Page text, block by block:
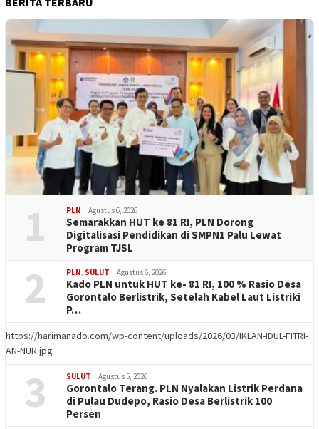
1 PLN Agustus 6, 2026
Semarakkan HUT ke 81 RI, PLN Dorong
Digitalisasi Pendidikan di SMPN1 Palu Lewat
Program TJSL
2 PLN SULUT Agustus 6, 2026
Kado PLN untuk HUT ke- 81 RI, 100 % Rasio Desa
Gorontalo Berlistrik, Setelah Kabel Laut Listriki
P…
https://harimanado.com/wp-content/uploads/2026/03/IKLAN-IDUL-FITRI-
AN-NUR.jpg
3 SULUT Agustus 5, 2026
Gorontalo Terang. PLN Nyalakan Listrik Perdana
di Pulau Dudepo, Rasio Desa Berlistrik 100
Persen